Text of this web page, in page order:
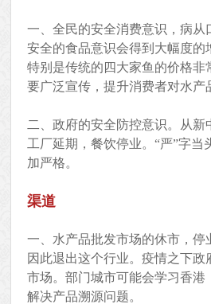
一、全民的安全消费意识，病从
安全的食品意识会得到大幅度的
特别是传统的四大家鱼的价格
要广泛宣传，提升消费者对水产
二、政府的安全防控意识。从
工厂延期，餐饮停业。“严”字
加严格。
渠道
一、水产品批发市场的休市，
因此退出这个行业。疫情之下
市场。部门城市可能会学习香
解决产品溯源问题。